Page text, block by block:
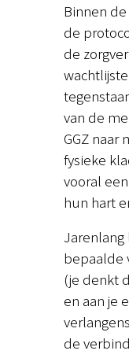
Binnen
de
de
van de
GGZ naar
fysieke
vooral
hun hart
Jarenlang
bepaalde
(je denkt
en aan je
de